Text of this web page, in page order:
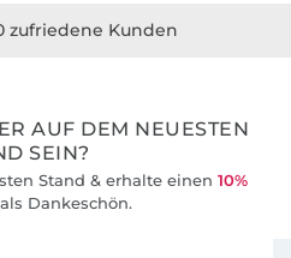
AUF DEM NEUESTEN
SEIN?
Stand & erhalte einen 10%
als Dankeschön.